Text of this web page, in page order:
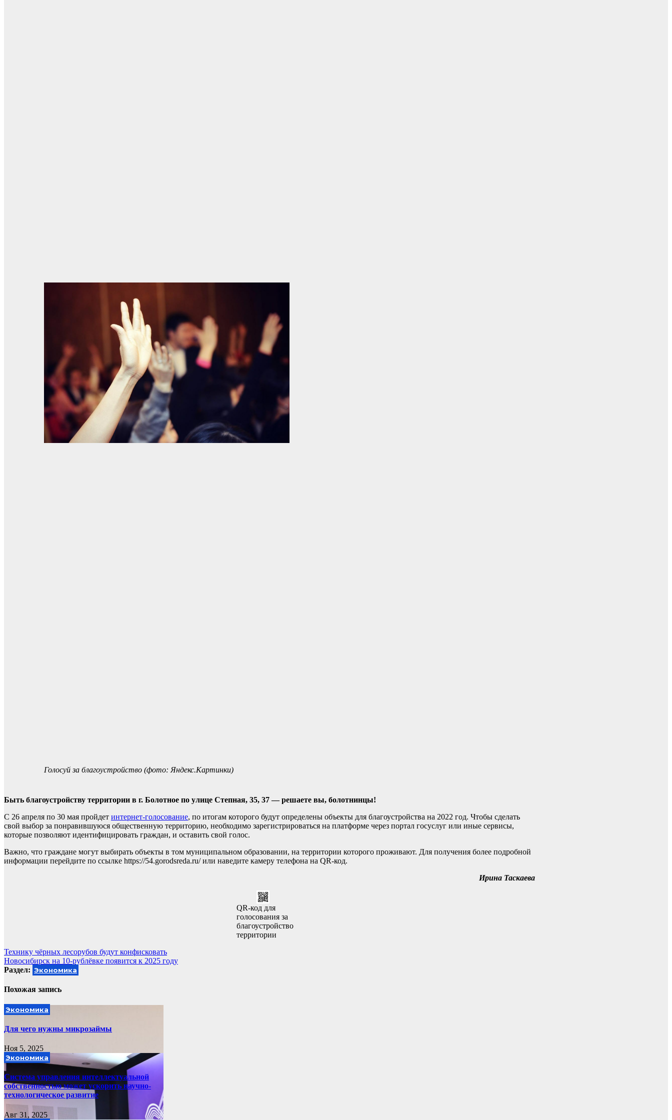
Голосуй за благоустройство (фото: Яндекс.Картинки)
Быть благоустройству территории в г. Болотное по улице Степная, 35, 37 — решаете вы, болотнинцы!
С 26 апреля по 30 мая пройдет интернет-голосование, по итогам которого будут определены объекты для благоустройства на 2022 год. Чтобы сделать
свой выбор за понравившуюся общественную территорию, необходимо зарегистрироваться на платформе через портал госуслуг или иные сервисы,
которые позволяют идентифицировать граждан, и оставить свой голос.
Важно, что граждане могут выбирать объекты в том муниципальном образовании, на территории которого проживают. Для получения более подробной
информации перейдите по ссылке https://54.gorodsreda.ru/ или наведите камеру телефона на QR-код.
Ирина Таскаева
QR-код для
голосования за
благоустройство
территории
Навигация
по
Технику чёрных лесорубов будут конфисковать
Новосибирск на 10-рублёвке появится к 2025 году
Раздел: Экономика
Похожая запись
Экономика
Для чего нужны микрозаймы
Ноя 5, 2025
Экономика
Система управления интеллектуальной
собственностью может ускорить научно-
технологическое развитие
Авг 31, 2025